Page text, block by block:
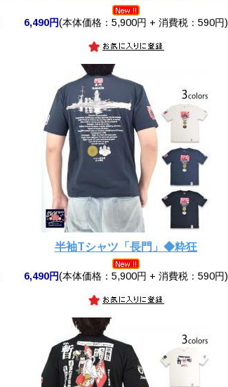
6,490円(本体価格：5,900円 + 消費税：590円)
半袖Tシャツ「長門」◆粋狂
6,490円(本体価格：5,900円 + 消費税：590円)